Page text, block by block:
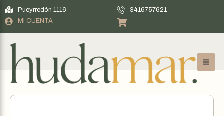
Pueyrredón 1116
3416757621
MI CUENTA